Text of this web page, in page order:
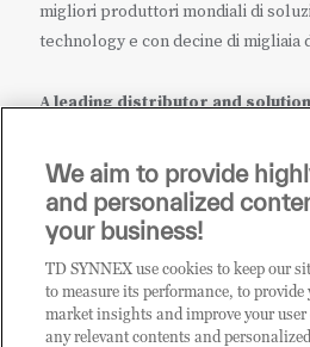
migliori produttori mondiali di
technology e con decine di migliaia
A leading distributor and
it.tdsynnex.com|eu.tdsynnex.com|
CATEGORIE
We aim to provide
and personalized
your business!
TD SYNNEX use cookies to keep our
to measure its performance, to provide
market insights and improve your
any relevant contents and